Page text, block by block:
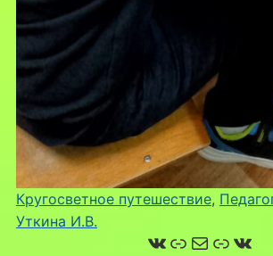
Кругосветное путешествие,
Уткина И.В.
ВКонтакте
Ссылка
Почта